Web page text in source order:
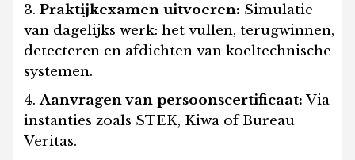
Praktijkexamen uitvoeren: Simulatie
van dagelijks werk: het vullen, terugwinnen,
detecteren en afdichten van koeltechnische
systemen.
Aanvragen van persoonscertificaat: Via
instanties zoals STEK, Kiwa of Bureau
Veritas.